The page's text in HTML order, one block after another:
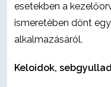
esetekben a
ismeretében dönt
alkalmazásáról.
Keloidok,